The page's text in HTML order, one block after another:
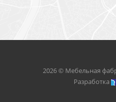
2026 © Мебельная
Разработка